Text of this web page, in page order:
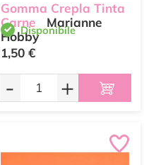
Gomma Crepla Tinta
Carne
Marianne
HobbyDisponibile
1,50 €
- +